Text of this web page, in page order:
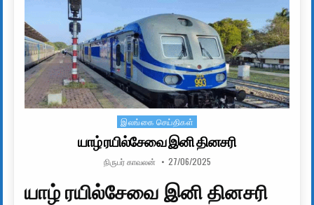
Posted in
இலங்கை செய்திகள்
யாழ் ரயில்சேவை இனி தினசரி
AUTHOR:
நிருபர் காவலன் PUBLISHED DATE:
27/06/2025
யாழ் ரயில்சேவை இனி தினசரி